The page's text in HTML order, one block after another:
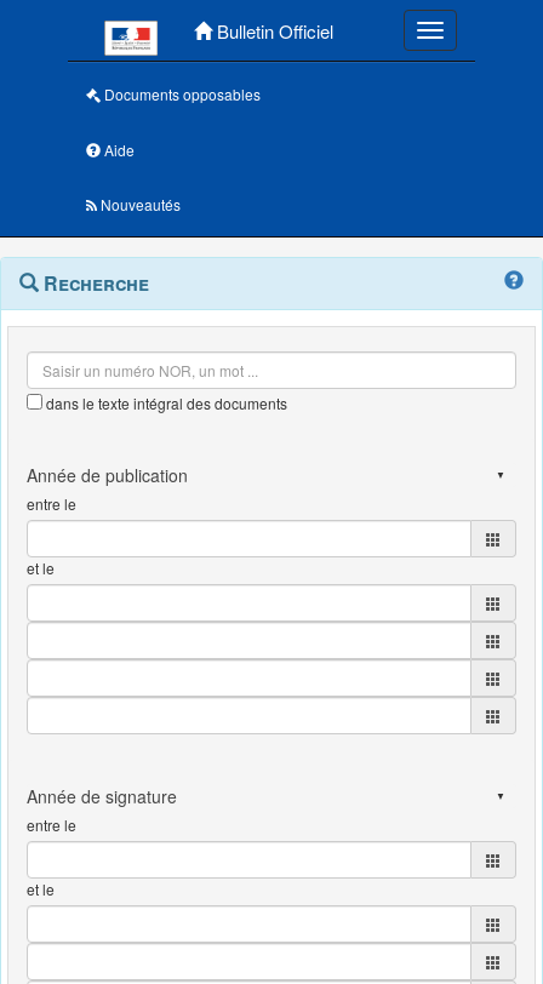
Bulletin Officiel Toggle
Documents opposables
Aide
Nouveautés
Navigation
outils
Menu
contextuel
Recherche
dans le texte intégral des documents
entre le
et le
entre le
et le